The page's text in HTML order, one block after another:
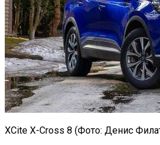
XCite X-Cross 8 (Фото: Денис